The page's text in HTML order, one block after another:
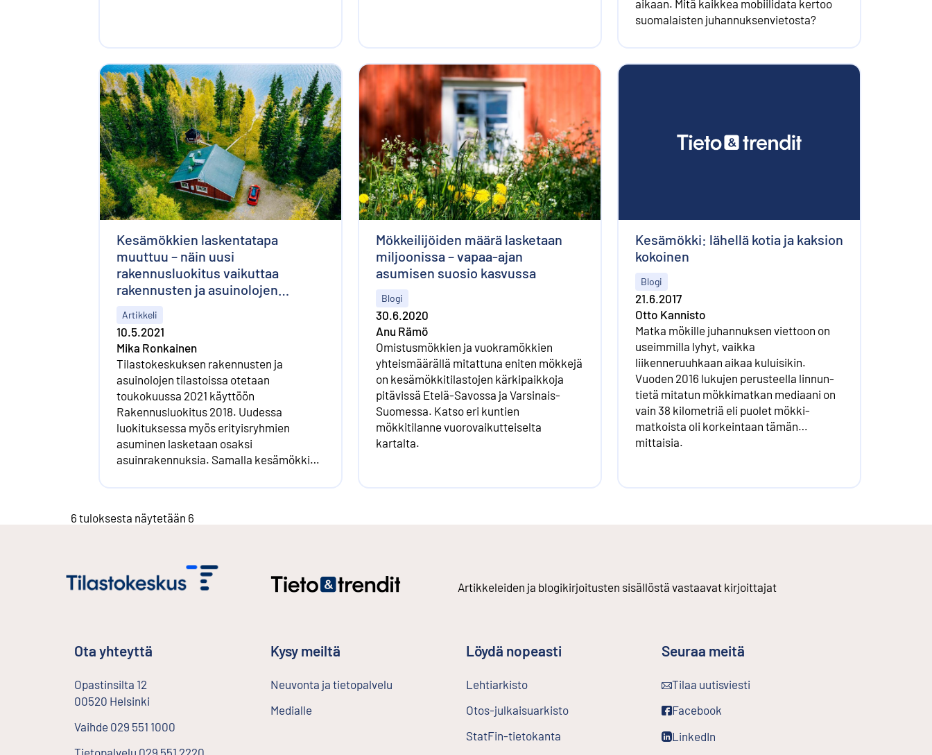
aikaan. Mitä kaikkea mobiilidata kertoo
suomalaisten juhannuksenvietosta?
Kesämökkien laskentatapa
muuttuu – näin uusi
rakennusluokitus vaikuttaa
rakennusten ja asuinolojen
Artikkeli
10.5.2021
Mika Ronkainen
Tilastokeskuksen rakennusten ja
asuinolojen tilastoissa otetaan
toukokuussa 2021 käyttöön
Rakennusluokitus 2018. Uudessa
luokituksessa myös erityisryhmien
asuminen lasketaan osaksi
asuinrakennuksia. Samalla kesämökkien
keskinäinen järjestys hieman muuttuu.
Mökkeilijöiden määrä lasketaan
miljoonissa – vapaa-ajan
asumisen suosio kasvussa
Blogi
30.6.2020
Anu Rämö
Omistusmökkien ja vuokramökkien
yhteismäärällä mitattuna eniten mökkejä
on kesämökkitilastojen kärkipaikkoja
pitävissä Etelä-Savossa ja Varsinais-
Suomessa. Katso eri kuntien
mökkitilanne vuorovaikutteiselta
kartalta.
Kesämökki: lähellä kotia ja kaksion
kokoinen
Blogi
21.6.2017
Otto Kannisto
Matka mökille juhannuksen viettoon on
useimmilla lyhyt, vaikka
liikenneruuhkaan aikaa kuluisikin.
Vuoden 2016 lukujen perusteella linnun­
tietä mitatun mökkimatkan mediaani on
vain 38 kilometriä eli puolet mökki­
matkoista oli korkeintaan tämän
mittaisia.
6 tuloksesta näytetään 6
Artikkeleiden ja blogikirjoitusten sisällöstä vastaavat kirjoittajat
Ota yhteyttä
Opastinsilta 12
00520 Helsinki
Vaihde 029 551 1000
Tietopalvelu 029 551 2220
Kysy meiltä
Neuvonta ja tietopalvelu
Medialle
Löydä nopeasti
Lehtiarkisto
Otos-julkaisuarkisto
StatFin-tietokanta
Seuraa meitä
Tilaa uutisviesti
Ulkoinen linkki
Facebook
Ulkoinen linkki
LinkedIn
Ulkoinen linkki